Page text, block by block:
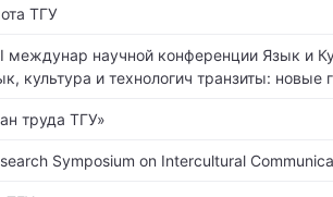
ТГУ
междунар научной конференции Язык и
культура и технологич транзиты: новые
труда ТГУ»
Symposium on Intercultural